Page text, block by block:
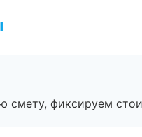
смету, фиксируем